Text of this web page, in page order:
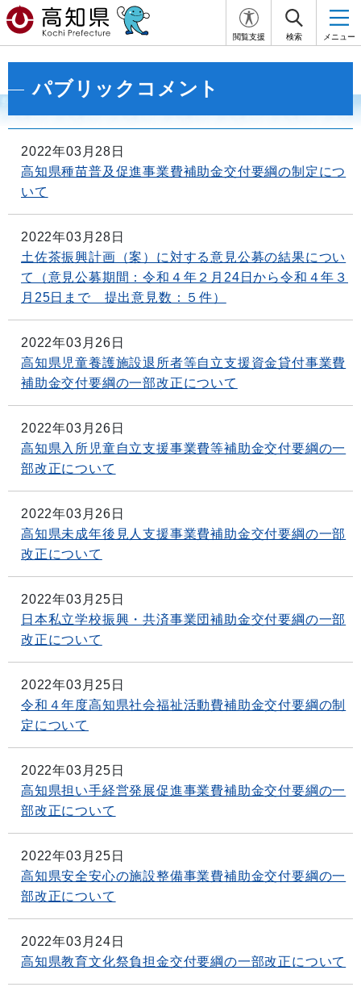
閲覧支援 検索 メニュー
パブリックコメント
2022年03月28日
高知県種苗普及促進事業費補助金交付要綱の制定につ
いて
2022年03月28日
土佐茶振興計画（案）に対する意見公募の結果につい
て（意見公募期間：令和４年２月24日から令和４年３
月25日まで 提出意見数：５件）
2022年03月26日
高知県児童養護施設退所者等自立支援資金貸付事業費
補助金交付要綱の一部改正について
2022年03月26日
高知県入所児童自立支援事業費等補助金交付要綱の一
部改正について
2022年03月26日
高知県未成年後見人支援事業費補助金交付要綱の一部
改正について
2022年03月25日
日本私立学校振興・共済事業団補助金交付要綱の一部
改正について
2022年03月25日
令和４年度高知県社会福祉活動費補助金交付要綱の制
定について
2022年03月25日
高知県担い手経営発展促進事業費補助金交付要綱の一
部改正について
2022年03月25日
高知県安全安心の施設整備事業費補助金交付要綱の一
部改正について
2022年03月24日
高知県教育文化祭負担金交付要綱の一部改正について